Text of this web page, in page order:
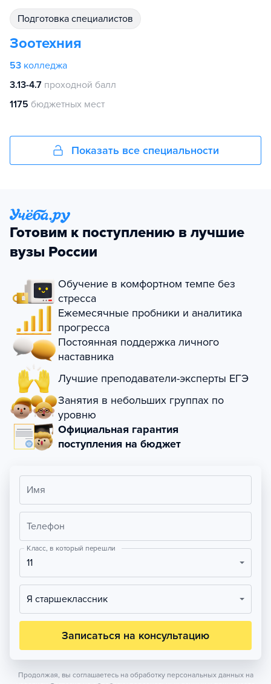
подготовка специалистов
Зоотехния
53 колледжа
3.13-4.7 проходной балл
1175 бюджетных мест
Показать все специальности
Готовим к поступлению в лучшие
вузы России
Обучение в комфортном темпе без
стресса
Ежемесячные пробники и аналитика
прогресса
Постоянная поддержка личного
наставника
Лучшие преподаватели-эксперты ЕГЭ
Занятия в небольших группах по
уровню
Официальная гарантия
поступления на бюджет
Имя
Телефон
Класс, в который перешли
11
Я старшеклассник
Записаться на консультацию
Продолжая, вы соглашаетесь на обработку персональных данных на